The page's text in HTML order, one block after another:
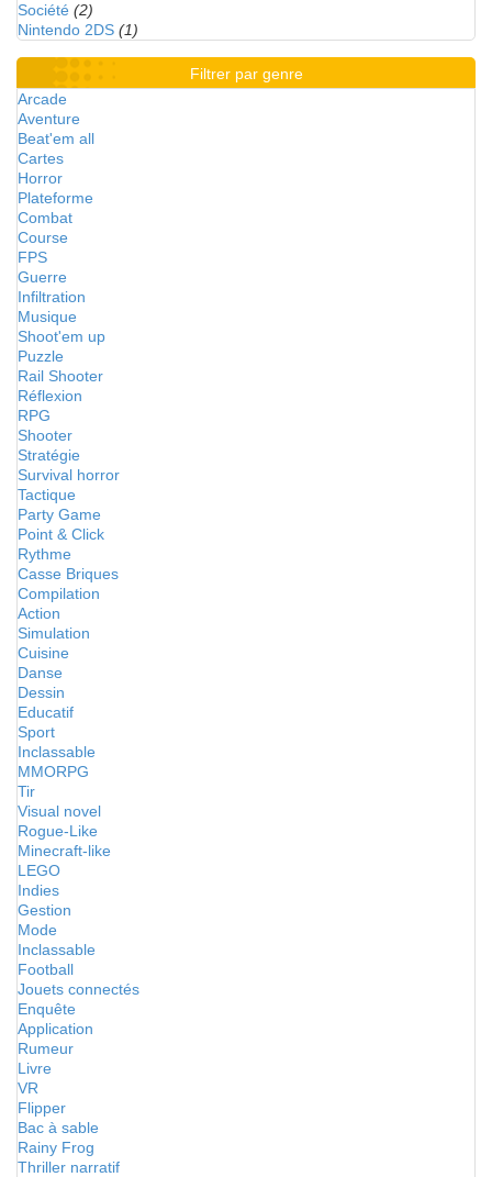
Société (2)
Nintendo 2DS (1)
Filtrer par genre
Arcade
Aventure
Beat'em all
Cartes
Horror
Plateforme
Combat
Course
FPS
Guerre
Infiltration
Musique
Shoot'em up
Puzzle
Rail Shooter
Réflexion
RPG
Shooter
Stratégie
Survival horror
Tactique
Party Game
Point & Click
Rythme
Casse Briques
Compilation
Action
Simulation
Cuisine
Danse
Dessin
Educatif
Sport
Inclassable
MMORPG
Tir
Visual novel
Rogue-Like
Minecraft-like
LEGO
Indies
Gestion
Mode
Inclassable
Football
Jouets connectés
Enquête
Application
Rumeur
Livre
VR
Flipper
Bac à sable
Rainy Frog
Thriller narratif